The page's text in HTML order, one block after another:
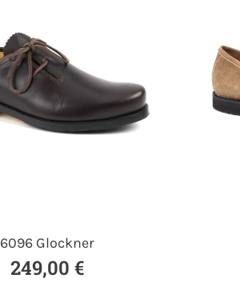
6096 Glockner
249,00 €